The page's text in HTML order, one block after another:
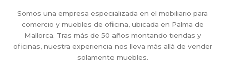
Somos una empresa especializada en el mobiliario para
comercio y muebles de oficina, ubicada en Palma de
Mallorca. Tras más de 50 años montando tiendas y
oficinas, nuestra experiencia nos lleva más allá de vender
solamente muebles.